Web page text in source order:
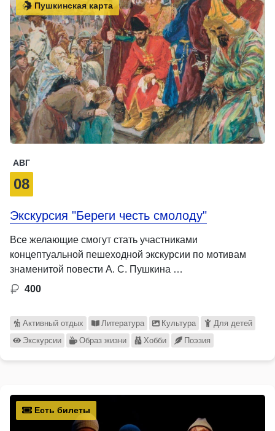
Пушкинская карта
АВГ
08
Экскурсия "Береги честь смолоду"
Все желающие смогут стать участниками
концептуальной пешеходной экскурсии по мотивам
знаменитой повести А. С. Пушкина …
400
Активный отдых Литература Культура
Для детей
Экскурсии
Образ жизни Хобби Поэзия
Есть билеты